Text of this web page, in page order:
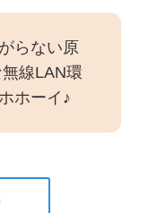
らない原
線LAN環
ホーイ♪